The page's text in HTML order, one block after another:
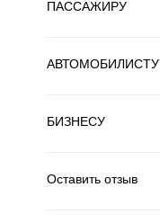
ПАССАЖИРУ
АВТОМОБИЛИСТУ
БИЗНЕСУ
Оставить отзыв